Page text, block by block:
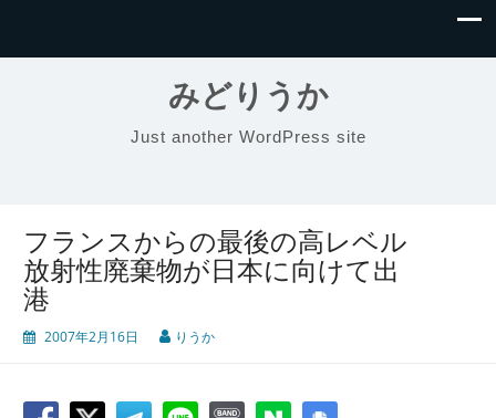
みどりうか
Just another WordPress site
フランスからの最後の高レベル
放射性廃棄物が日本に向けて出
港
2007年2月16日 りうか